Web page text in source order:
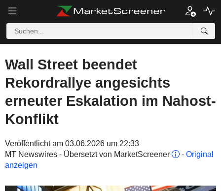
Wall Street beendet
Rekordrallye angesichts
erneuter Eskalation im Nahost-
Konflikt
Veröffentlicht am 03.06.2026 um 22:33
MT Newswires - Übersetzt von MarketScreener
- Original
anzeigen